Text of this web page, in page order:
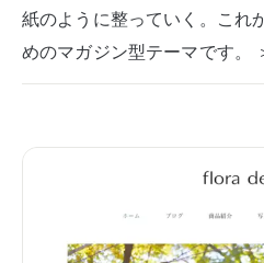
紙のように整っていく。これ
めのマガジン型テーマです。